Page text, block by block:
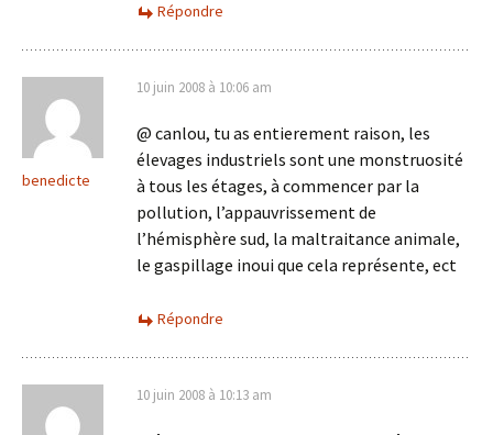
Répondre
benedicte
10 juin 2008 à 10:06 am
@ canlou, tu as entierement raison, les
élevages industriels sont une monstruosité
à tous les étages, à commencer par la
pollution, l’appauvrissement de
l’hémisphère sud, la maltraitance animale,
le gaspillage inoui que cela représente, ect
Répondre
10 juin 2008 à 10:13 am